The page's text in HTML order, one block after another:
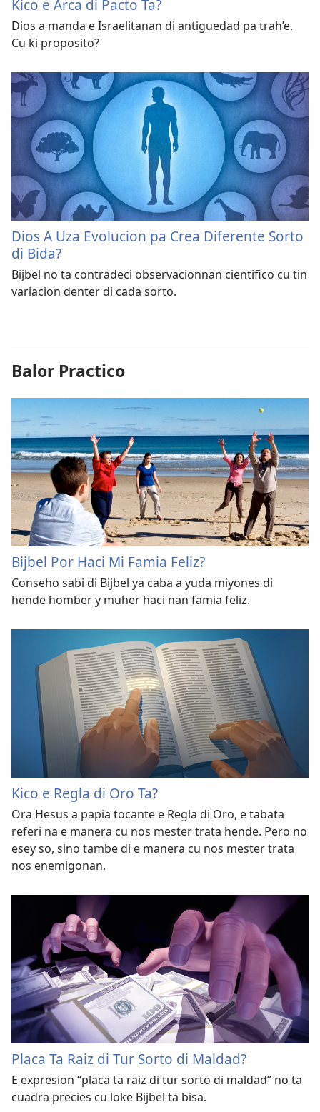
Kico e Arca di Pacto Ta?
Dios a manda e Israelitanan di antiguedad pa trah’e.
Cu ki proposito?
Dios A Uza Evolucion pa Crea Diferente Sorto
di Bida?
Bijbel no ta contradeci observacionnan cientifico cu tin
variacion denter di cada sorto.
Balor Practico
Bijbel Por Haci Mi Famia Feliz?
Conseho sabi di Bijbel ya caba a yuda miyones di
hende homber y muher haci nan famia feliz.
Kico e Regla di Oro Ta?
Ora Hesus a papia tocante e Regla di Oro, e tabata
referi na e manera cu nos mester trata hende. Pero no
esey so, sino tambe di e manera cu nos mester trata
nos enemigonan.
Placa Ta Raiz di Tur Sorto di Maldad?
E expresion “placa ta raiz di tur sorto di maldad” no ta
cuadra precies cu loke Bijbel ta bisa.